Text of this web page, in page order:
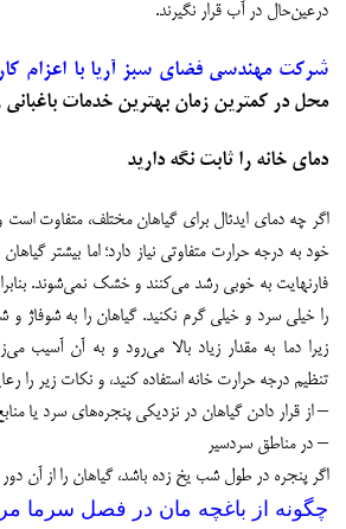
درعین‌حال در آب قرار نگیرند.
شرکت مهندسی فضای سبز آریا با اعزام
محل در کمترین زمان بهترین خدمات باغبانی
دمای خانه را ثابت نگه دارید
اگر چه دمای ایدئال برای گیاهان مختلف، متفاوت است
فارنهایت به خوبی رشد می‌کنند و خشک نمی‌شوند.
را خیلی سرد و خیلی گرم نکنید. گیاهان را به شوفاژ و
زیرا دما به مقدار زیاد بالا می‌رود و به آن آسیب
تنظیم درجه حرارت خانه استفاده کنید، و نکات زیر را
– از قرار دادن گیاهان در نزدیکی پنجره‌های سرد یا
– در مناطق سردسیر
اگر پنجره در طول شب یخ زده باشد، گیاهان را از آن دور
چگونه از باغچه مان در فصل سرما